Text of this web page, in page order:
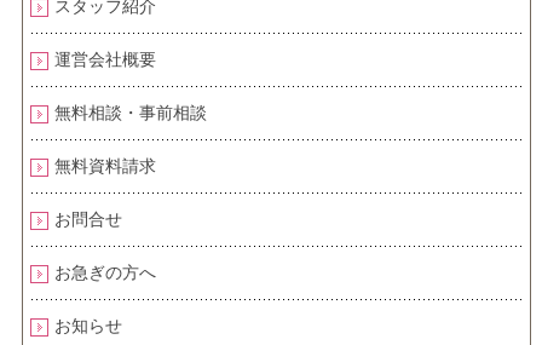
スタッフ紹介
運営会社概要
無料相談・事前相談
無料資料請求
お問合せ
お急ぎの方へ
お知らせ